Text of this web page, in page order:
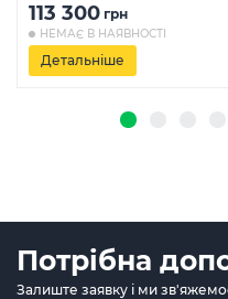
113 300 грн
НЕМАЄ В НАЯВНОСТІ
Детальніше
Потрібна
Залиште заявку і ми